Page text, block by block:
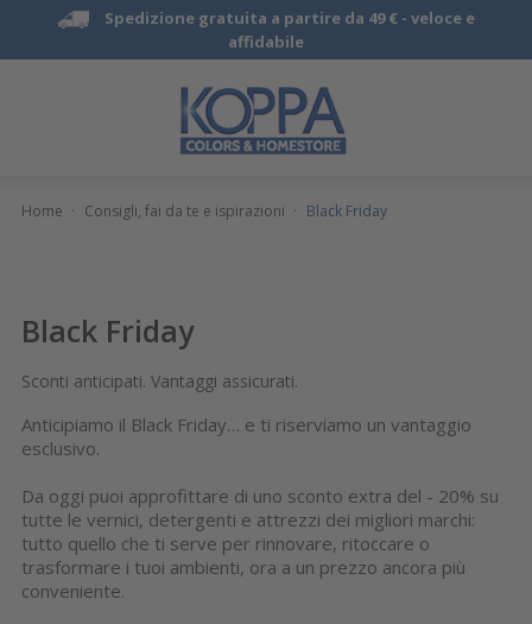
Spedizione gratuita a partire da 49 € - veloce e
affidabile
Home · Consigli, fai da te e ispirazioni · Black Friday
Black Friday
Sconti anticipati. Vantaggi assicurati.
Anticipiamo il Black Friday… e ti riserviamo un vantaggio
esclusivo.
Da oggi puoi approfittare di uno sconto extra del - 20% su
tutte le vernici, detergenti e attrezzi dei migliori marchi:
tutto quello che ti serve per rinnovare, ritoccare o
trasformare i tuoi ambienti, ora a un prezzo ancora più
conveniente.